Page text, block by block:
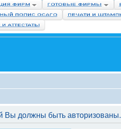
Вы должны быть авторизованы.